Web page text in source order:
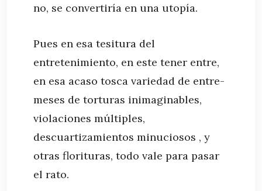
no, se convertiría en una utopía.
Pues en esa tesitura del
entretenimiento, en este tener entre,
en esa acaso tosca variedad de entre-
meses de torturas inimaginables,
violaciones múltiples,
descuartizamientos minuciosos , y
otras florituras, todo vale para pasar
el rato.